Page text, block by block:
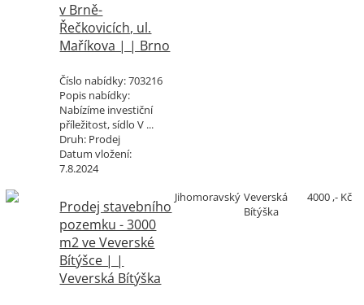
v Brně-
Řečkovicích, ul.
Maříkova | | Brno
Číslo nabídky:703216
Popis nabídky:
Nabízíme investiční
příležitost, sídlo V ...
Druh: Prodej
Datum vložení:
7.8.2024
Prodej stavebního
pozemku - 3000
m2 ve Veverské
Bítýšce | |
Veverská Bítýška
Jihomoravský Veverská
Bítýška
4000 ,- Kč